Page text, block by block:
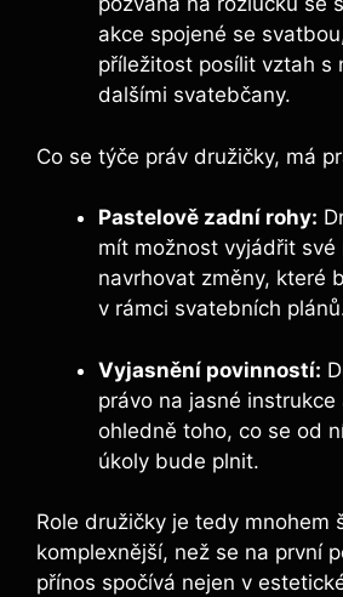
akce spojené se
příležitost posílit vztah s
dalšími svatebčany.
Co​ se týče práv družičky, má
Pastelově zadní ⁢rohy:
mít možnost vyjádřit své
navrhovat změny, ⁢které
v rámci svatebních
Vyjasnění povinností:
právo na jasné instrukce
ohledně toho, co se od​
úkoly bude plnit.
Role družičky je tedy mnohem
komplexnější, než se na první
přínos spočívá nejen v